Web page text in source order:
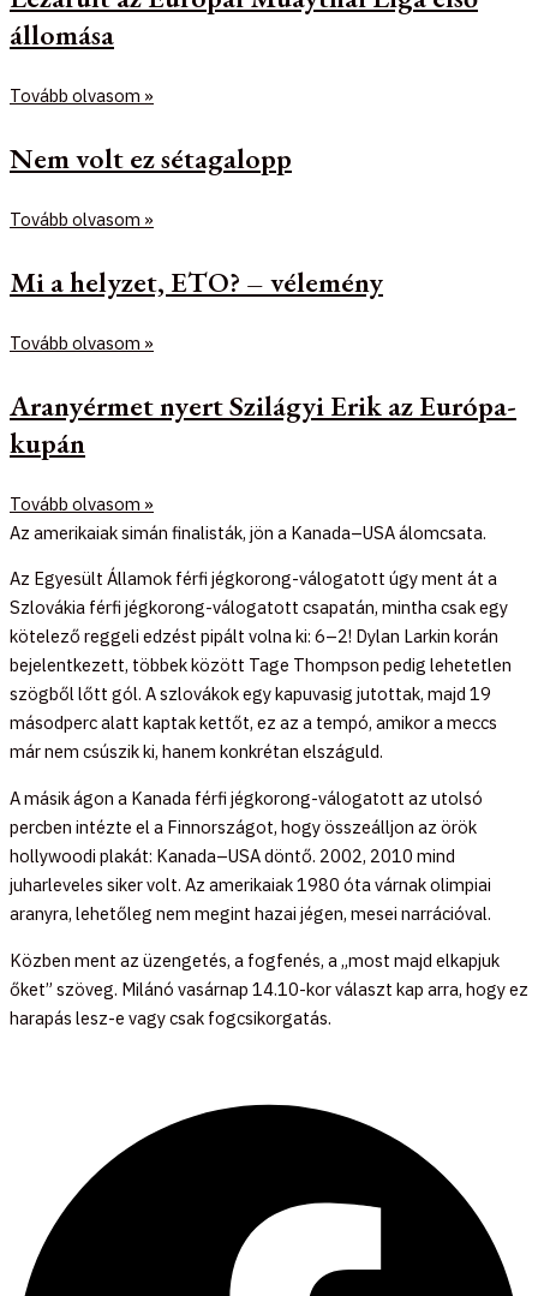
állomása
Tovább olvasom »
Nem volt ez sétagalopp
Tovább olvasom »
Mi a helyzet, ETO? – vélemény
Tovább olvasom »
Aranyérmet nyert Szilágyi Erik az Európa-
kupán
Tovább olvasom »
Az amerikaiak simán finalisták, jön a Kanada–USA álomcsata.
Az Egyesült Államok férfi jégkorong-válogatott úgy ment át a
Szlovákia férfi jégkorong-válogatott csapatán, mintha csak egy
kötelező reggeli edzést pipált volna ki: 6–2! Dylan Larkin korán
bejelentkezett, többek között Tage Thompson pedig lehetetlen
szögből lőtt gól. A szlovákok egy kapuvasig jutottak, majd 19
másodperc alatt kaptak kettőt, ez az a tempó, amikor a meccs
már nem csúszik ki, hanem konkrétan elszáguld.
A másik ágon a Kanada férfi jégkorong-válogatott az utolsó
percben intézte el a Finnországot, hogy összeálljon az örök
hollywoodi plakát: Kanada–USA döntő. 2002, 2010 mind
juharleveles siker volt. Az amerikaiak 1980 óta várnak olimpiai
aranyra, lehetőleg nem megint hazai jégen, mesei narrációval.
Közben ment az üzengetés, a fogfenés, a „most majd elkapjuk
őket” szöveg. Milánó vasárnap 14.10-kor választ kap arra, hogy ez
harapás lesz-e vagy csak fogcsikorgatás.